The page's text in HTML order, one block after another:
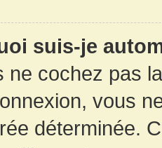
suis-je
ne cochez pas
vous
déterminée.